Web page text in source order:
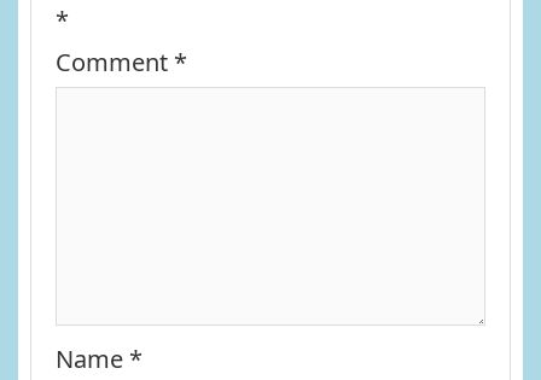
*
Comment *
Name *